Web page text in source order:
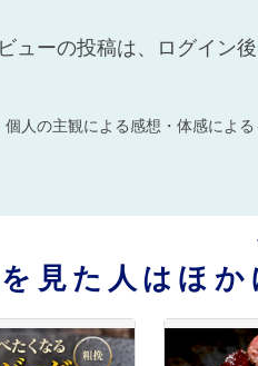
ューの投稿は、ログイン後
人の主観による感想・体感によ
見た人はほ